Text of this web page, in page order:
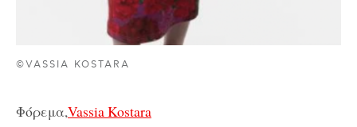
©VASSIA KOSTARA
Φόρεμα,Vassia Kostara